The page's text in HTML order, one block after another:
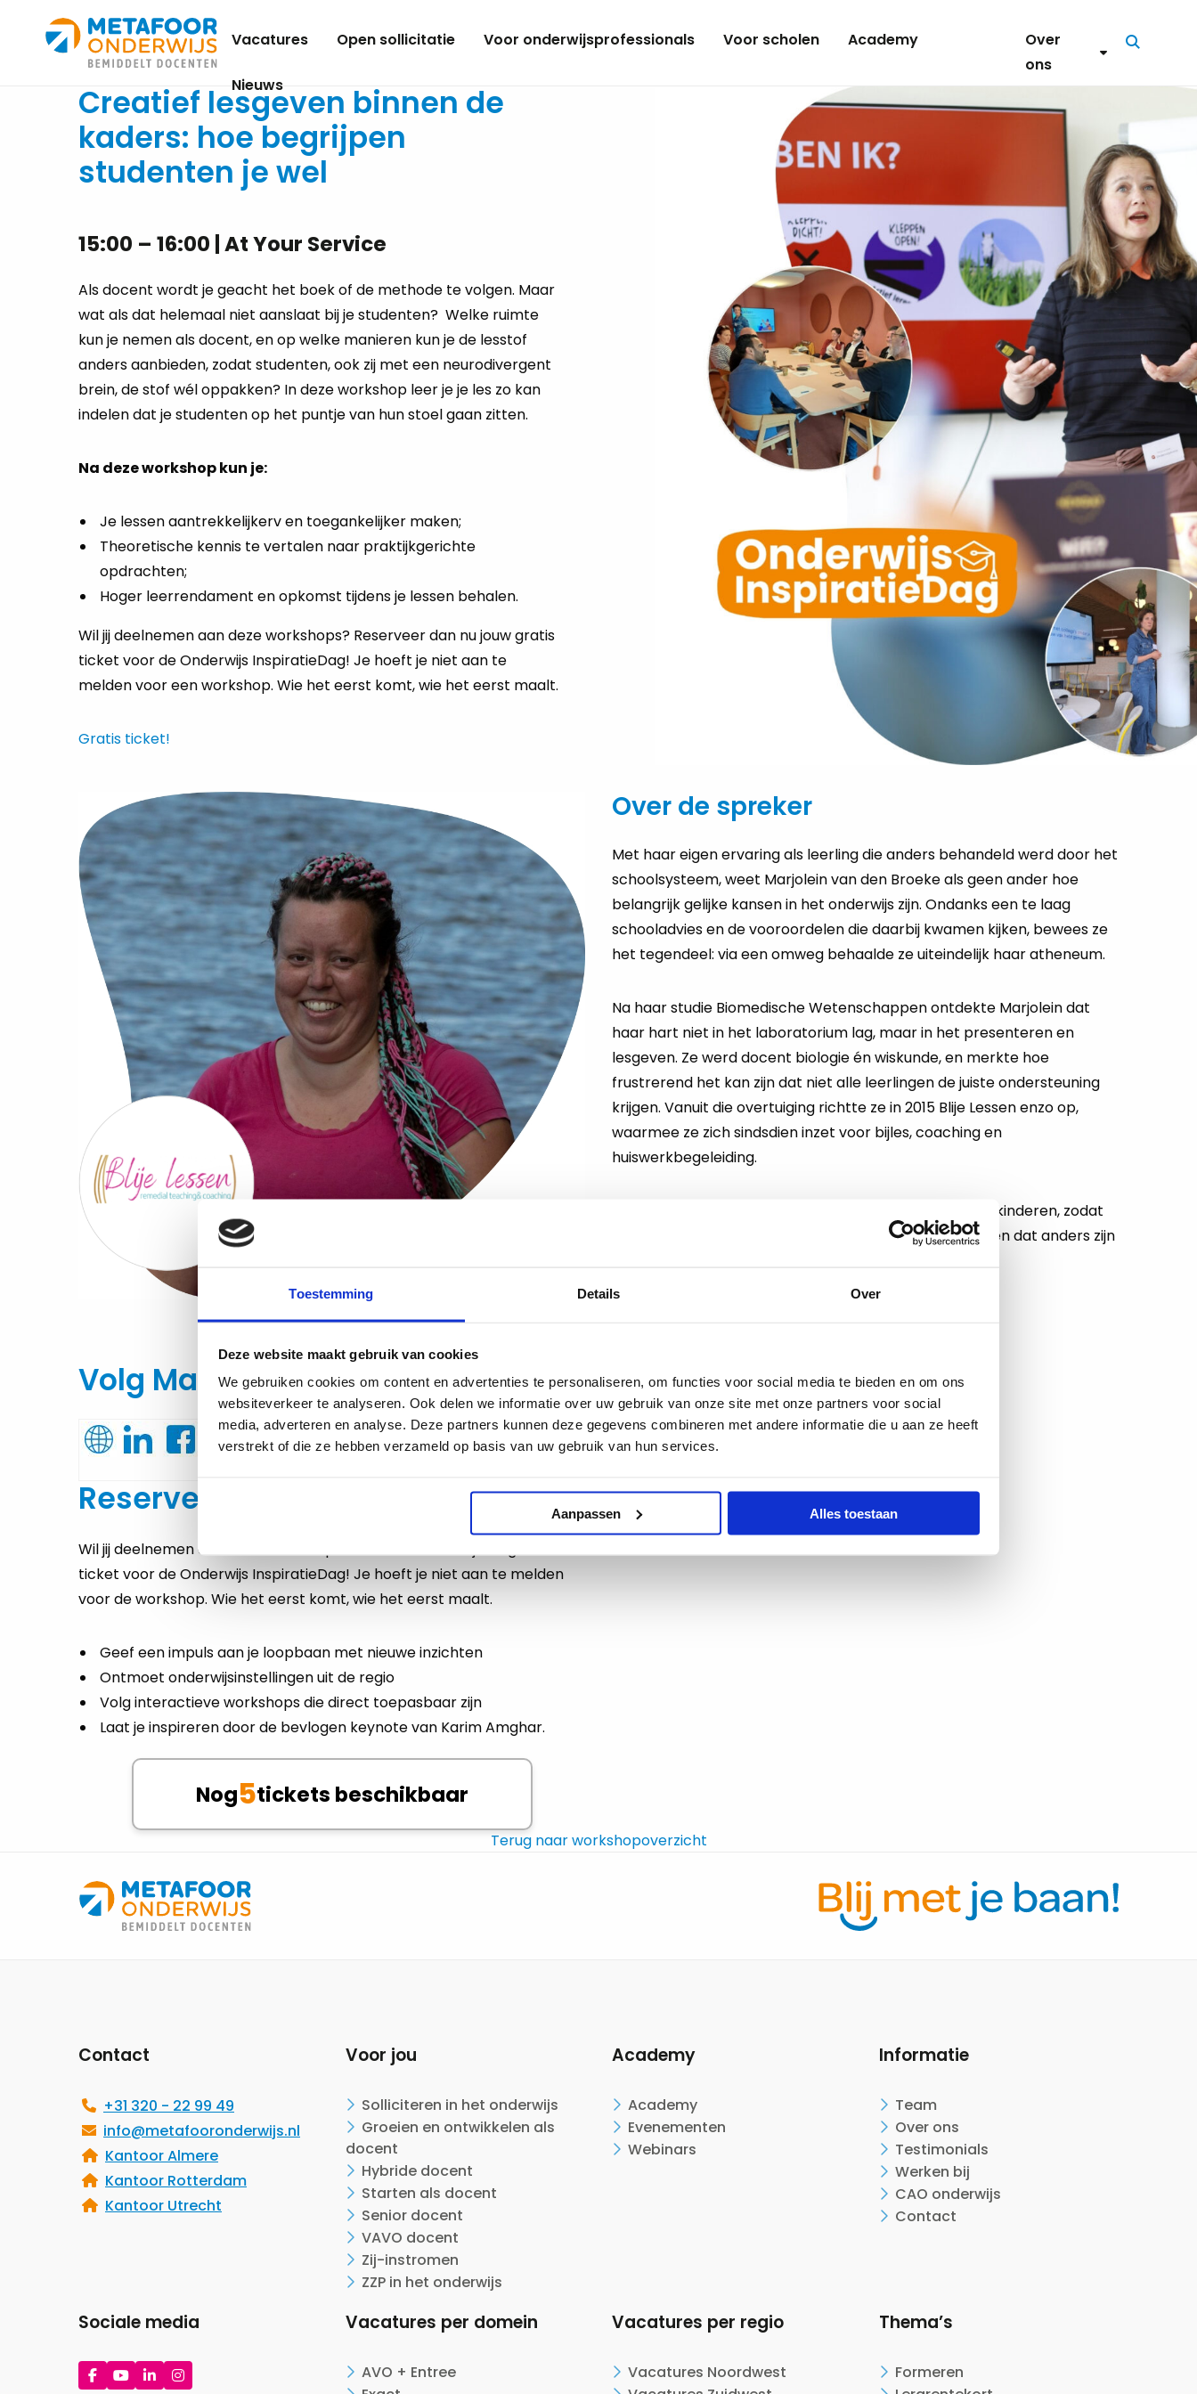
Toestemming Details Over
Deze website maakt gebruik van cookies
We gebruiken cookies om content en advertenties te personaliseren, om functies voor social media te bieden en om ons
websiteverkeer te analyseren. Ook delen we informatie over uw gebruik van onze site met onze partners voor social
media, adverteren en analyse. Deze partners kunnen deze gegevens combineren met andere informatie die u aan ze heeft
verstrekt of die ze hebben verzameld op basis van uw gebruik van hun services.
Aanpassen Alles toestaan
Metafoor
Onderwijs
Vacatures Open sollicitatie Voor onderwijsprofessionals Voor scholen Academy
Nieuws
Over
ons
Zoeken
Creatief lesgeven binnen de
kaders: hoe begrijpen
studenten je wel
15:00 – 16:00 | At Your Service
Als docent wordt je geacht het boek of de methode te volgen. Maar
wat als dat helemaal niet aanslaat bij je studenten? Welke ruimte
kun je nemen als docent, en op welke manieren kun je de lesstof
anders aanbieden, zodat studenten, ook zij met een neurodivergent
brein, de stof wél oppakken? In deze workshop leer je je les zo kan
indelen dat je studenten op het puntje van hun stoel gaan zitten.
Na deze workshop kun je:
Je lessen aantrekkelijkerv en toegankelijker maken;
Theoretische kennis te vertalen naar praktijkgerichte
opdrachten;
Hoger leerrendament en opkomst tijdens je lessen behalen.
Wil jij deelnemen aan deze workshops? Reserveer dan nu jouw gratis
ticket voor de Onderwijs InspiratieDag! Je hoeft je niet aan te
melden voor een workshop. Wie het eerst komt, wie het eerst maalt.
Gratis ticket!
Over de spreker
Met haar eigen ervaring als leerling die anders behandeld werd door het
schoolsysteem, weet Marjolein van den Broeke als geen ander hoe
belangrijk gelijke kansen in het onderwijs zijn. Ondanks een te laag
schooladvies en de vooroordelen die daarbij kwamen kijken, bewees ze
het tegendeel: via een omweg behaalde ze uiteindelijk haar atheneum.
Na haar studie Biomedische Wetenschappen ontdekte Marjolein dat
haar hart niet in het laboratorium lag, maar in het presenteren en
lesgeven. Ze werd docent biologie én wiskunde, en merkte hoe
frustrerend het kan zijn dat niet alle leerlingen de juiste ondersteuning
krijgen. Vanuit die overtuiging richtte ze in 2015 Blije Lessen enzo op,
waarmee ze zich sindsdien inzet voor bijles, coaching en
huiswerkbegeleiding.
Haar missie? Onderwijs toegankelijker maken voor álle kinderen, zodat
ieder kind de kans krijgt om te groeien. Marjolein laat zien dat anders zijn
Volg Marjolein op:
Reserveer nu jouw gratis ticket
Wil jij deelnemen aan deze workshop? Reserveer dan nu jouw gratis
ticket voor de Onderwijs InspiratieDag! Je hoeft je niet aan te melden
voor de workshop. Wie het eerst komt, wie het eerst maalt.
Geef een impuls aan je loopbaan met nieuwe inzichten
Ontmoet onderwijsinstellingen uit de regio
Volg interactieve workshops die direct toepasbaar zijn
Laat je inspireren door de bevlogen keynote van Karim Amghar.
Nog5tickets beschikbaar
Terug naar workshopoverzicht
Contact
+31 320 - 22 99 49
info@metafooronderwijs.nl
Kantoor Almere
Kantoor Rotterdam
Kantoor Utrecht
Sociale media
Ga Ga Ga Ga
Voor jou
Solliciteren in het onderwijs
Groeien en ontwikkelen als
docent
Hybride docent
Starten als docent
Senior docent
VAVO docent
Zij-instromen
ZZP in het onderwijs
Vacatures per domein
AVO + Entree
Academy
Academy
Evenementen
Webinars
Vacatures per regio
Vacatures Noordwest
Informatie
Team
Over ons
Testimonials
Werken bij
CAO onderwijs
Contact
Thema’s
Formeren